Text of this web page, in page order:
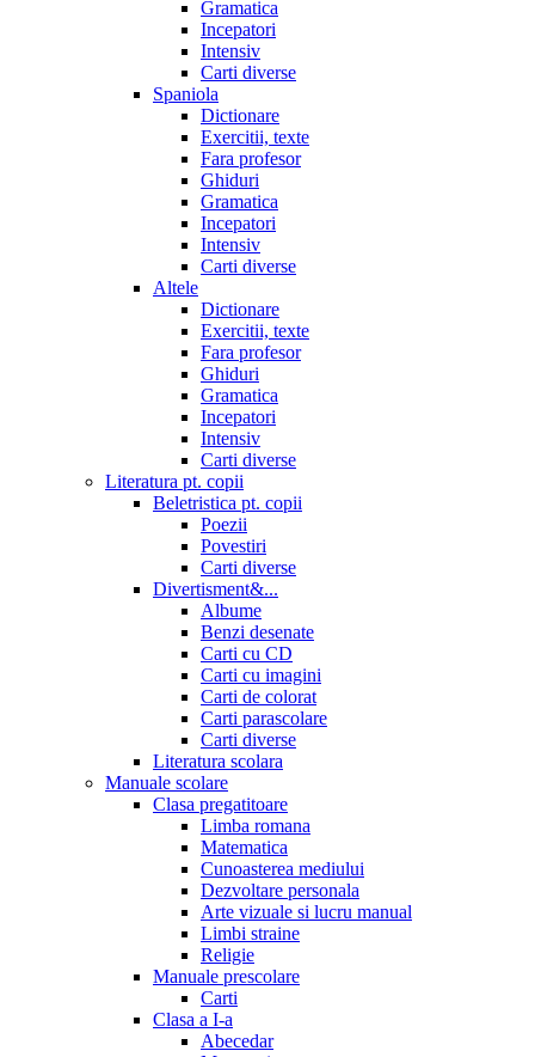
Gramatica
Incepatori
Intensiv
Carti diverse
Spaniola
Dictionare
Exercitii, texte
Fara profesor
Ghiduri
Gramatica
Incepatori
Intensiv
Carti diverse
Altele
Dictionare
Exercitii, texte
Fara profesor
Ghiduri
Gramatica
Incepatori
Intensiv
Carti diverse
Literatura pt. copii
Beletristica pt. copii
Poezii
Povestiri
Carti diverse
Divertisment&...
Albume
Benzi desenate
Carti cu CD
Carti cu imagini
Carti de colorat
Carti parascolare
Carti diverse
Literatura scolara
Manuale scolare
Clasa pregatitoare
Limba romana
Matematica
Cunoasterea mediului
Dezvoltare personala
Arte vizuale si lucru manual
Limbi straine
Religie
Manuale prescolare
Carti
Clasa a I-a
Abecedar